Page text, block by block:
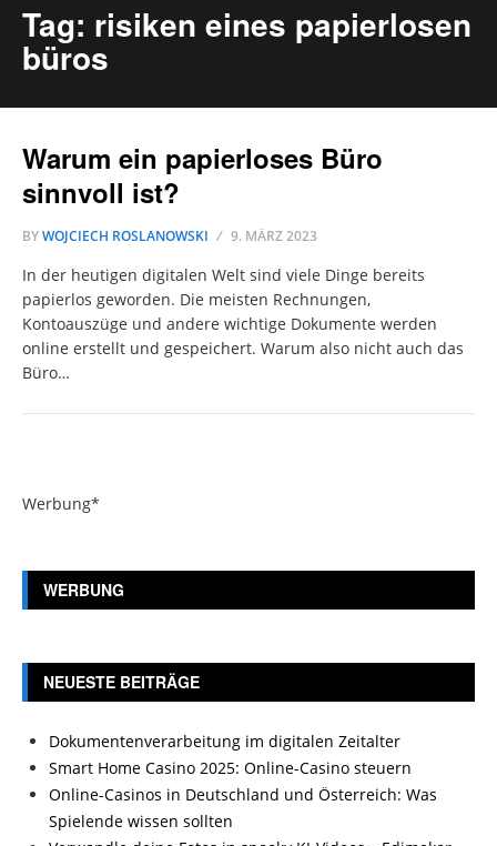
Tag: risiken eines papierlosen
büros
Warum ein papierloses Büro
sinnvoll ist?
BYWOJCIECH ROSLANOWSKI 9. MÄRZ 2023
In der heutigen digitalen Welt sind viele Dinge bereits
papierlos geworden. Die meisten Rechnungen,
Kontoauszüge und andere wichtige Dokumente werden
online erstellt und gespeichert. Warum also nicht auch das
Büro…
Werbung*
WERBUNG
NEUESTE BEITRÄGE
Dokumentenverarbeitung im digitalen Zeitalter
Smart Home Casino 2025: Online-Casino steuern
Online-Casinos in Deutschland und Österreich: Was
Spielende wissen sollten